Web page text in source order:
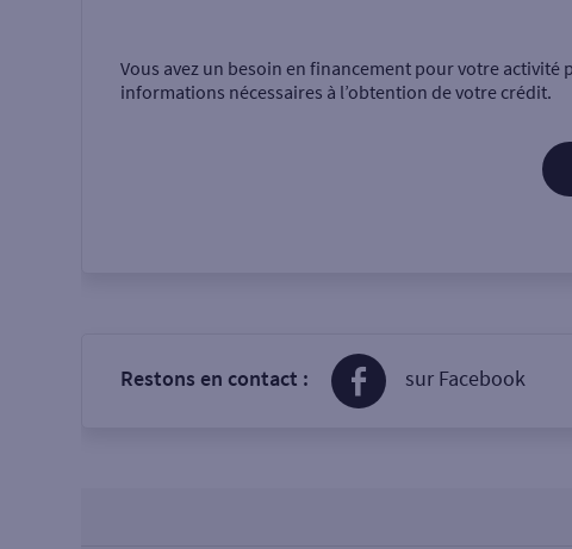
Vous avez un besoin en financement pour votre
informations nécessaires à l’obtention de votre crédit.
Restons en contact : sur Facebook